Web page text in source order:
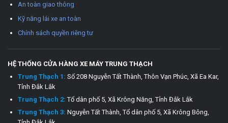
An toàn giao thông
Kỹ năng lái xe an toàn
Chính sách quyền riêng tư
HỆ THỐNG CỬA HÀNG XE MÁY TRUNG THẠCH
Trung Thạch 1: Số 208 Nguyễn Tất Thành, Thôn Vạn Phúc, Xã Ea Kar,
Tỉnh Đắk Lắk
Trung Thạch 2: Tổ dân phố 5, Xã Krông Năng, Tỉnh Đắk Lắk
Trung Thạch 3: Nguyễn Tất Thành, Tổ dân phố 5, Xã Krông Bông,